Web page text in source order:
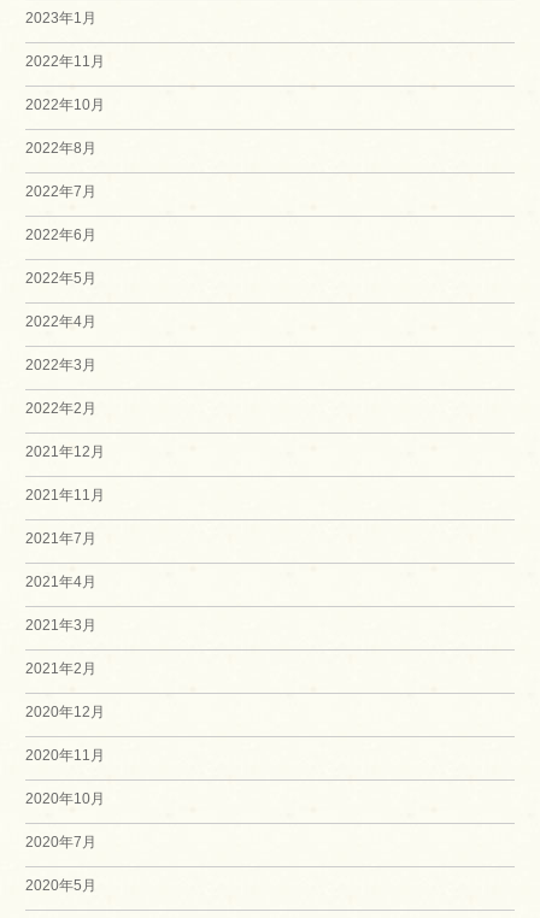
2023年1月
2022年11月
2022年10月
2022年8月
2022年7月
2022年6月
2022年5月
2022年4月
2022年3月
2022年2月
2021年12月
2021年11月
2021年7月
2021年4月
2021年3月
2021年2月
2020年12月
2020年11月
2020年10月
2020年7月
2020年5月